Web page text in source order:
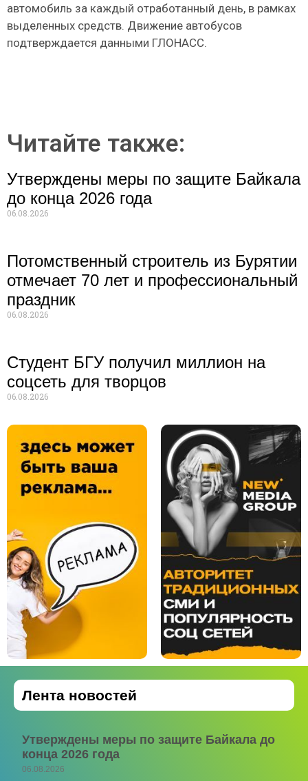
автомобиль за каждый отработанный день, в рамках
выделенных средств. Движение автобусов
подтверждается данными ГЛОНАСС.
Читайте также:
Утверждены меры по защите Байкала
до конца 2026 года
06.08.2026
Потомственный строитель из Бурятии
отмечает 70 лет и профессиональный
праздник
06.08.2026
Студент БГУ получил миллион на
соцсеть для творцов
06.08.2026
Лента новостей
Утверждены меры по защите Байкала до
конца 2026 года
06.08.2026